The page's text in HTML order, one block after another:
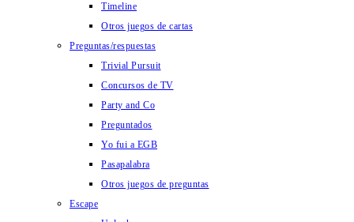
Timeline
Otros juegos de cartas
Preguntas/respuestas
Trivial Pursuit
Concursos de TV
Party and Co
Preguntados
Yo fui a EGB
Pasapalabra
Otros juegos de preguntas
Escape